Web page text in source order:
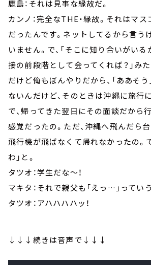
鹿島：それは見事な縁故だ。
カンノ：完全なTHE・縁故。それはマ
だったんです。ネットしてるから言う
いません。で、「そこに知り合いがい
接の前段階として会ってくれば？」み
だけど俺もぼんやりだから、「ああそう
ないんだけど、そのときは沖縄に旅行に
で、帰ってきた翌日にその面談だから
感覚だったの。ただ、沖縄へ飛んだら
飛行機が飛ばなくて帰れなかったの。で
わ」と。
タツオ：学生だな～！
マキタ：それで親父も「えっ…」っていう
タツオ：アハハハハッ！
↓↓↓続きは音声で↓↓↓